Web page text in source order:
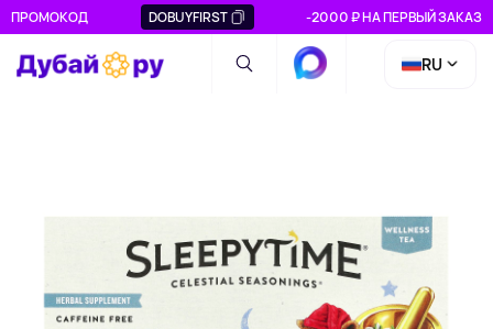
ПРОМОКОД DOBUYFIRST -2000 ₽ НА ПЕРВЫЙ ЗАКАЗ
RU